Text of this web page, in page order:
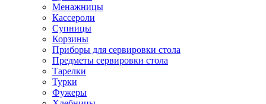
Менажницы
Кассероли
Супницы
Корзины
Приборы для сервировки стола
Предметы сервировки стола
Тарелки
Турки
Фужеры